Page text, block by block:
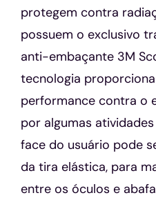
protegem contra
possuem o exclusivo
anti-embaçante 3M
tecnologia
performance contra o
por algumas
face do usuário pode
da tira elástica, para
entre os óculos e